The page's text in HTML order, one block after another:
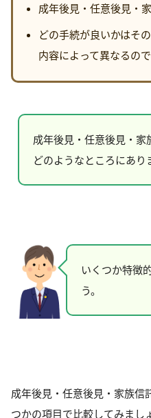
成年後見・任意後見・
どの手続が良いかはそ
内容によって異なるの
成年後見・任意後見・家
どのようなところにあり
いくつか特徴
う。
成年後見・任意後見・家族信
つかの項目で比較してみまし